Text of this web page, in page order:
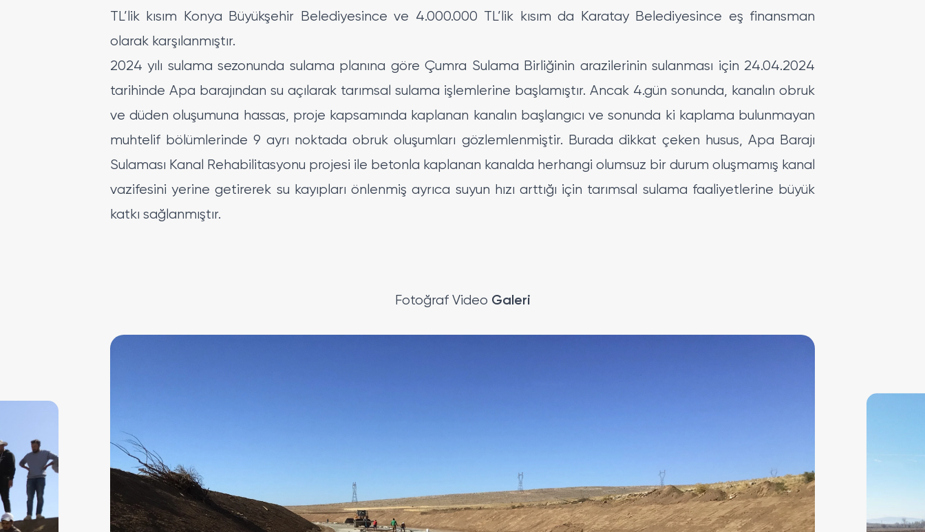
TL’lik kısım Konya Büyükşehir Belediyesince ve 4.000.000 TL’lik kısım da Karatay Belediyesince eş finansman
olarak karşılanmıştır.
2024 yılı sulama sezonunda sulama planına göre Çumra Sulama Birliğinin arazilerinin sulanması için 24.04.2024
tarihinde Apa barajından su açılarak tarımsal sulama işlemlerine başlamıştır. Ancak 4.gün sonunda, kanalın obruk
ve düden oluşumuna hassas, proje kapsamında kaplanan kanalın başlangıcı ve sonunda ki kaplama bulunmayan
muhtelif bölümlerinde 9 ayrı noktada obruk oluşumları gözlemlenmiştir. Burada dikkat çeken husus, Apa Barajı
Sulaması Kanal Rehabilitasyonu projesi ile betonla kaplanan kanalda herhangi olumsuz bir durum oluşmamış kanal
vazifesini yerine getirerek su kayıpları önlenmiş ayrıca suyun hızı arttığı için tarımsal sulama faaliyetlerine büyük
katkı sağlanmıştır.
Fotoğraf Video Galeri